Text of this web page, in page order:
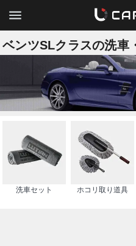
ベンツSLクラスの洗車
洗車セット ホコリ取り道具